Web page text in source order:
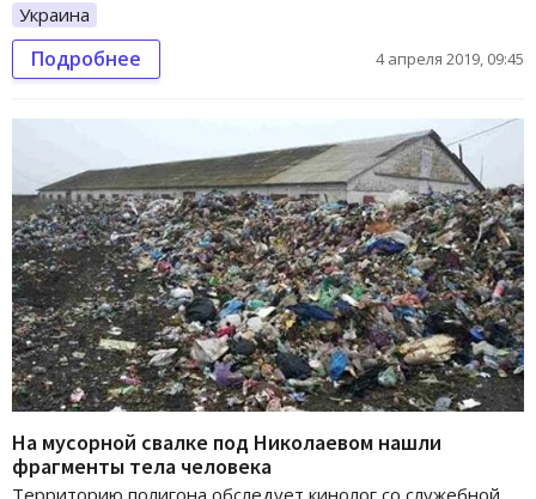
Украина
Подробнее 4 апреля 2019, 09:45
На мусорной свалке под Николаевом нашли
фрагменты тела человека
Территорию полигона обследует кинолог со служебной